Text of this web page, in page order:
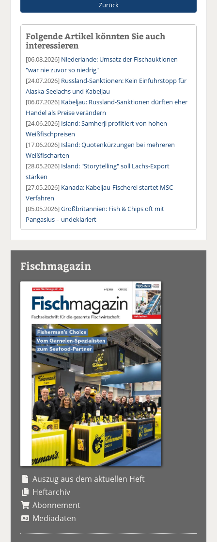
Zurück
Folgende Artikel könnten Sie auch
interessieren
[06.08.2026] Niederlande: Umsatz der Fischauktionen
"war nie zuvor so niedrig"
[24.07.2026] Russland-Sanktionen: Kein Einfuhrstopp für
Alaska-Seelachs und Kabeljau
[06.07.2026] Kabeljau: Russland-Sanktionen dürften eher
Handel als Preise verändern
[24.06.2026] Island: Samherji profitiert von hohen
Weißfischpreisen
[17.06.2026] Island: Quotenkürzungen bei mehreren
Weißfischarten
[28.05.2026] Island: "Storytelling" soll Lachs-Export
stärken
[27.05.2026] Kanada: Kabeljau-Fischerei startet MSC-
Verfahren
[05.05.2026]Großbritannien: Fish & Chips oft mit
Pangasius – undeklariert
Fischmagazin
Auszug aus dem aktuellen Heft
Heftarchiv
Abonnement
Mediadaten